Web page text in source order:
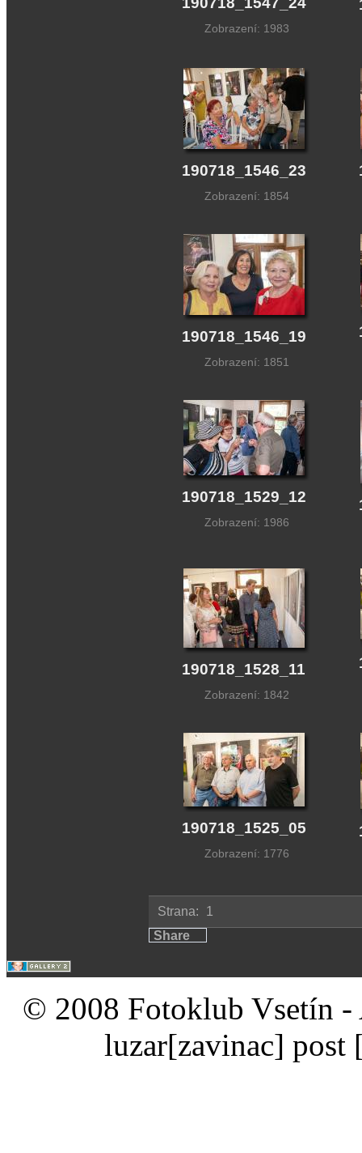
Zobrazení: 1983
190718_1546_23
Zobrazení: 1854
190718_1546_19
Zobrazení: 1851
190718_1529_12
Zobrazení: 1986
190718_1528_11
Zobrazení: 1842
190718_1525_05
Zobrazení: 1776
Strana:
1
Share
© 2008 Fotoklub Vsetín -
luzar[zavinac] post